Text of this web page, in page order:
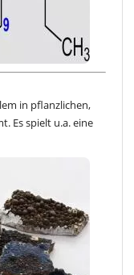
in pflanzlichen,
Es spielt u.a. eine